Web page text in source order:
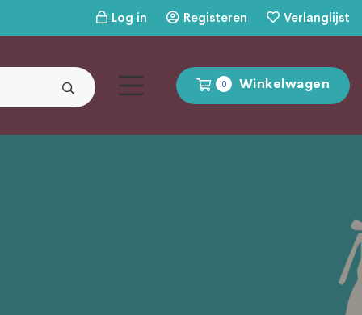
Log in Registeren Verlanglijst
0 Winkelwagen